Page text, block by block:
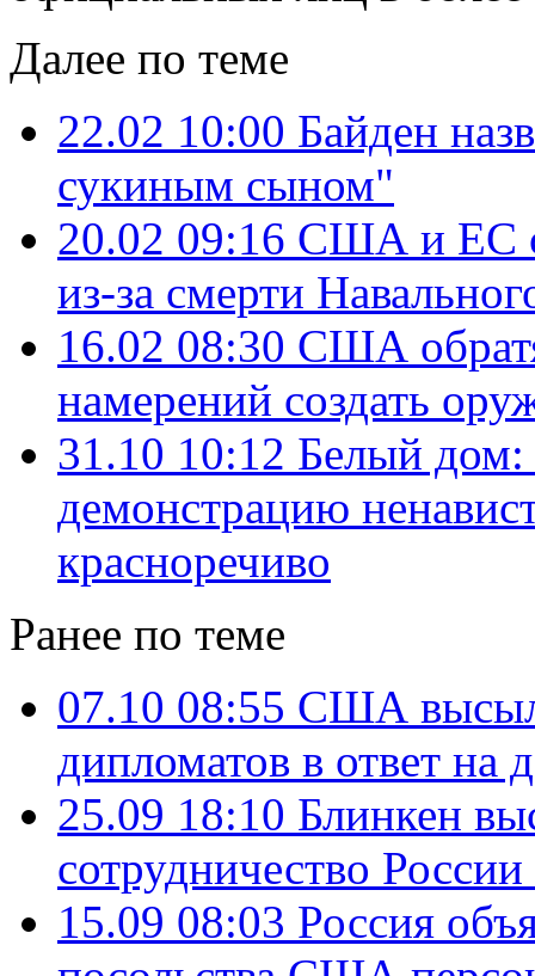
Далее по теме
22.02 10:00 Байден
сукиным сыном"
20.02 09:16 США и ЕС
из-за смерти
16.02 08:30 США
намерений создать
31.10 10:12 Белый дом:
демонстрацию
красноречиво
Ранее по теме
07.10 08:55 США
дипломатов в ответ на
25.09 18:10 Блинкен
сотрудничество
15.09 08:03 Россия